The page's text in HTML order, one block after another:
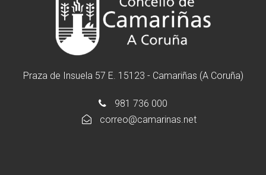
Praza de Insuela 57 E. 15123 - Camariñas (A Coruña)
981 736 000
correo@camarinas.net